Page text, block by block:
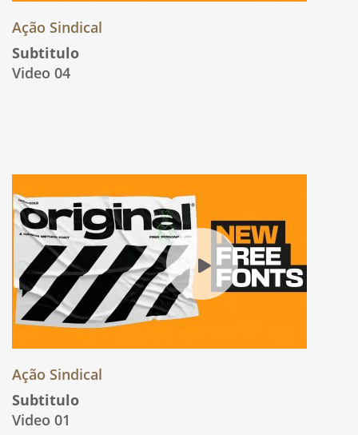
Ação Sindical
Subtitulo
Video 04
Ação Sindical
Subtitulo
Video 01